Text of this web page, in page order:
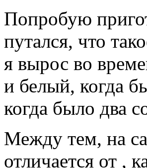
Попробую
путался, что
я вырос во
и белый, когда
когда было два
Между тем, на
отличается от ,